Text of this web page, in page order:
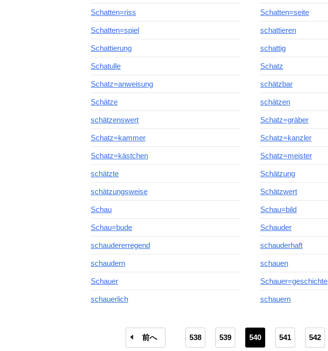
Schatten=riss Schatten=seite
Schatten=spiel schattieren
Schattierung schattig
Schatulle Schatz
Schatz=anweisung schätzbar
Schätze schätzen
schätzenswert Schatz=gräber
Schatz=kammer Schatz=kanzler
Schatz=kästchen Schatz=meister
schätzte Schätzung
schätzungsweise Schätzwert
Schau Schau=bild
Schau=bude Schauder
schaudererregend schauderhaft
schaudern schauen
Schauer Schauer=geschichte
schauerlich schauern
前へ 538 539 540 541 542